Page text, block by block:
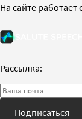
На сайте работает
Рассылка:
Подписаться